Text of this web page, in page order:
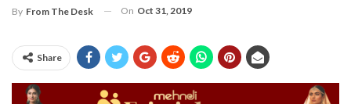
By From The Desk On Oct 31, 2019
Share